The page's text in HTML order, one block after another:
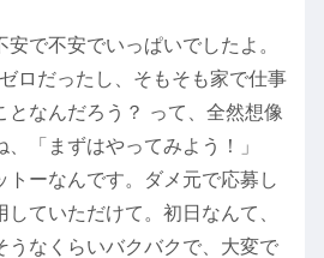
で不安でいっぱいでしたよ。
ロだったし、そもそも家で仕事
となんだろう？ って、全然想像
「まずはやってみよう！」
トーなんです。ダメ元で応募し
ていただけて。初日なんて、
うなくらいバクバクで、大変で